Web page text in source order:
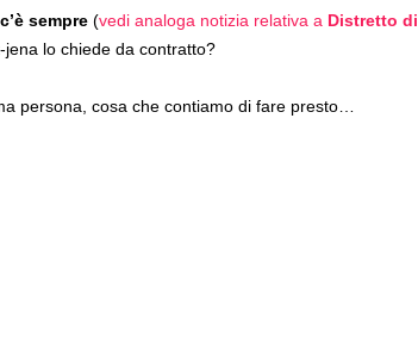
sempre (vedi analoga notizia relativa a Distretto di
lo chiede da contratto?
persona, cosa che contiamo di fare presto…